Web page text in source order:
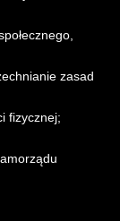
zasad
fizycznej;